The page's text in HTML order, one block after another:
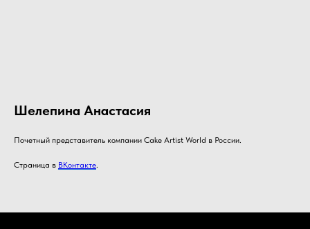
Шелепина Анастасия
Почетный представитель компании Cake Artist World в России.
Страница в ВКонтакте